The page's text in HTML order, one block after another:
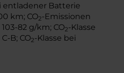
entladener Batterie
km; CO2-Emissionen
82 g/km; CO2-Klasse
B; CO2-Klasse bei